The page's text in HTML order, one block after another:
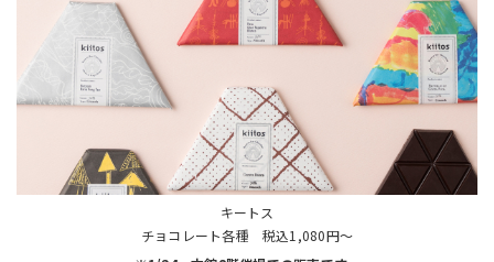
キートス
チョコレート各種 税込1,080円～